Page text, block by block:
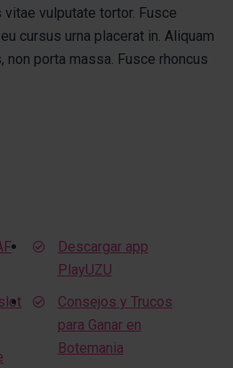
vulputate tortor. Fusce
cursus urna placerat in. Aliquam
porta massa. Fusce rhoncus
Descargar app
PlayUZU
Consejos y Trucos
para Ganar en
Botemania